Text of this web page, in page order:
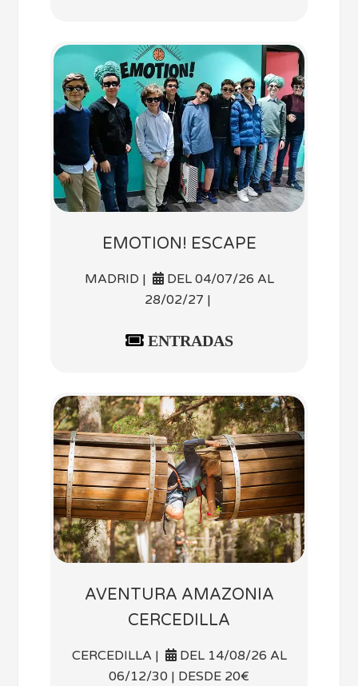
EMOTION! ESCAPE
MADRID |
DEL 04/07/26 AL
28/02/27 |
ENTRADAS
AVENTURA AMAZONIA
CERCEDILLA
CERCEDILLA |
DEL 14/08/26 AL
06/12/30 | DESDE 20€